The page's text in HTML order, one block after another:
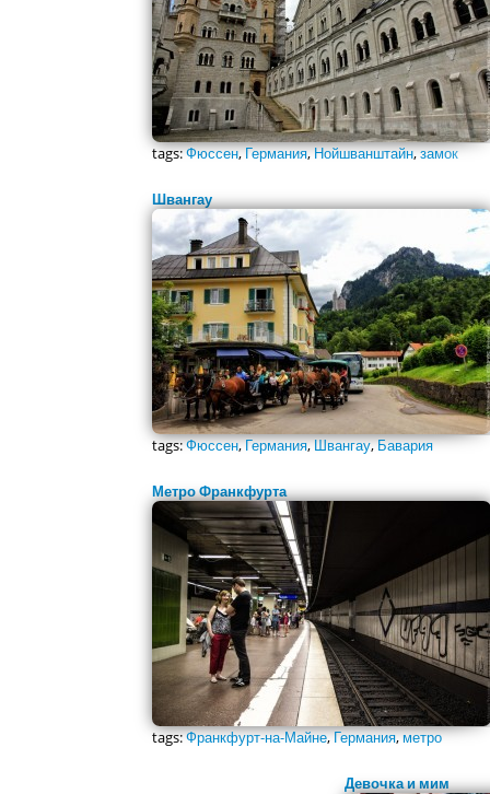
tags:Фюссен,Германия,Нойшванштайн,замок
Швангау
tags:Фюссен,Германия,Швангау,Бавария
Метро Франкфурта
tags:Франкфурт-на-Майне,Германия,метро
Девочка и мим